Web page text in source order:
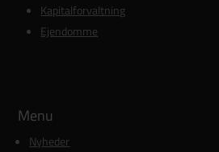
Kapitalforvaltning
Ejendomme
Menu
Nyheder